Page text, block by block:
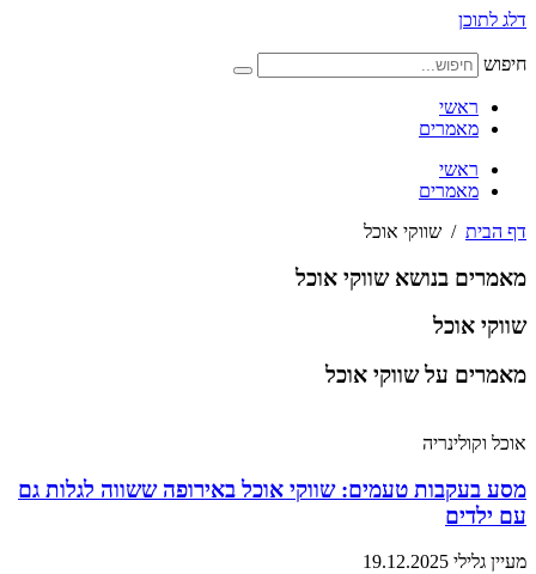
דלג לתוכן
חיפוש
ראשי
מאמרים
ראשי
מאמרים
דף הבית / שווקי אוכל
מאמרים בנושא שווקי אוכל
שווקי אוכל
מאמרים על שווקי אוכל
אוכל וקולינריה
מסע בעקבות טעמים: שווקי אוכל באירופה ששווה לגלות גם
עם ילדים
מעיין גלילי 19.12.2025